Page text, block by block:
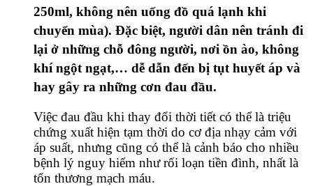
250ml, không nên uống đồ quá lạnh khi
chuyển mùa). Đặc biệt, người dân nên tránh đi
lại ở những chỗ đông người, nơi ồn ào, không
khí ngột ngạt,… dễ dẫn đến bị tụt huyết áp và
hay gây ra những cơn đau đầu.
Việc đau đầu khi thay đổi thời tiết có thể là triệu
chứng xuất hiện tạm thời do cơ địa nhạy cảm với
áp suất, nhưng cũng có thể là cảnh báo cho nhiều
bệnh lý nguy hiểm như rối loạn tiền đình, nhất là
tổn thương mạch máu.